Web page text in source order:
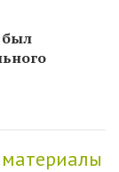
был
материалы